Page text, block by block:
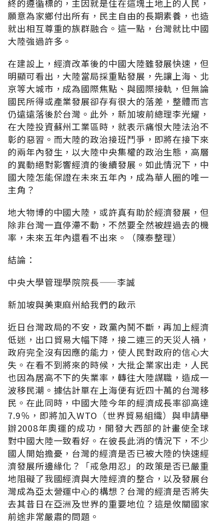
終的遵循標的，主因就是住在這塊土地上的人民，
願意為家鄉付出所有，民主自由的長期素養，也造
就出相互尊重的族群融合。這一點，台灣就比中國
大陸強過許多。
在建設上，經濟改革後的中國大陸雖發展快速，但
明顯可看出，大陸當局採重點發展，先讓上海、北
京等大城市，成為國際焦點、與國際接軌，但無論
國民所得或產業發展卻存有很大的落差，整體而言
仍遠遠落後於台灣。此外，新加坡前總理李光耀，
在大陸投資蘇州工業區時，就表示痛恨大陸法治不
彰的惡習。而大陸的政治接班鬥爭，即將在接下來
的兩年內發生，以大陸中央集權的政治生態，高層
的異動絕對影響經濟的後續發展。如此情況下，中
國大陸怎能保證在未來五年內，成為華人圈的唯一
主角？
地大物博的中國大陸，或許真有助於經濟發展，但
除非台灣一直停滯不動，不然要全然被趕過去的機
率，未來五年內還看不出來。（陳泰整理）
結論：
中央大學管理學院院長——李誠
新加坡與美東麻州給我們的啟示
近日台灣政局的不安，政黨內鬨不斷，再加上經濟
低迷，出口貿易大幅下降，接二連三的天災人禍，
政府完全沒有因應的能力，使人民對政府的信心大
失。在看不到將來的時候，大批企業家出走，人民
也因為居高不下的失業率，轉往大陸謀職，造成一
波移民潮。據估計單在上海便有近四十萬的台灣移
民。在此同時，中國大陸今年的經濟成長率卻高達
7.9％，即將加入WTO（世界貿易組織）與申請舉
辦2008年奧運的成功，開發大西部的計畫使全球
對中國大陸一致看好。在彼長此消的情況下，不少
國人開始擔憂，台灣的經濟是否已被大陸的快速經
濟發展所邊緣化？「戒急用忍」的政策是否已嚴重
地阻礙了我國經濟與大陸經濟的整合，以及發展台
灣成為亞太營運中心的構想？台灣的經濟是否將失
去其昔日在亞洲及世界的重要地位？這是攸關國家
前途非常嚴肅的問題。